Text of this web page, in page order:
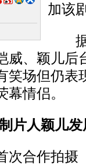
加该
据
威、颖儿后
笑场但仍表
情侣。
人颖儿发
合作拍摄